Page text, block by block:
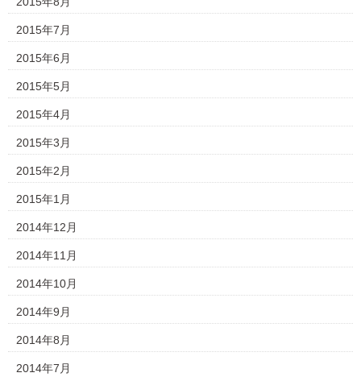
2015年7月
2015年6月
2015年5月
2015年4月
2015年3月
2015年2月
2015年1月
2014年12月
2014年11月
2014年10月
2014年9月
2014年8月
2014年7月